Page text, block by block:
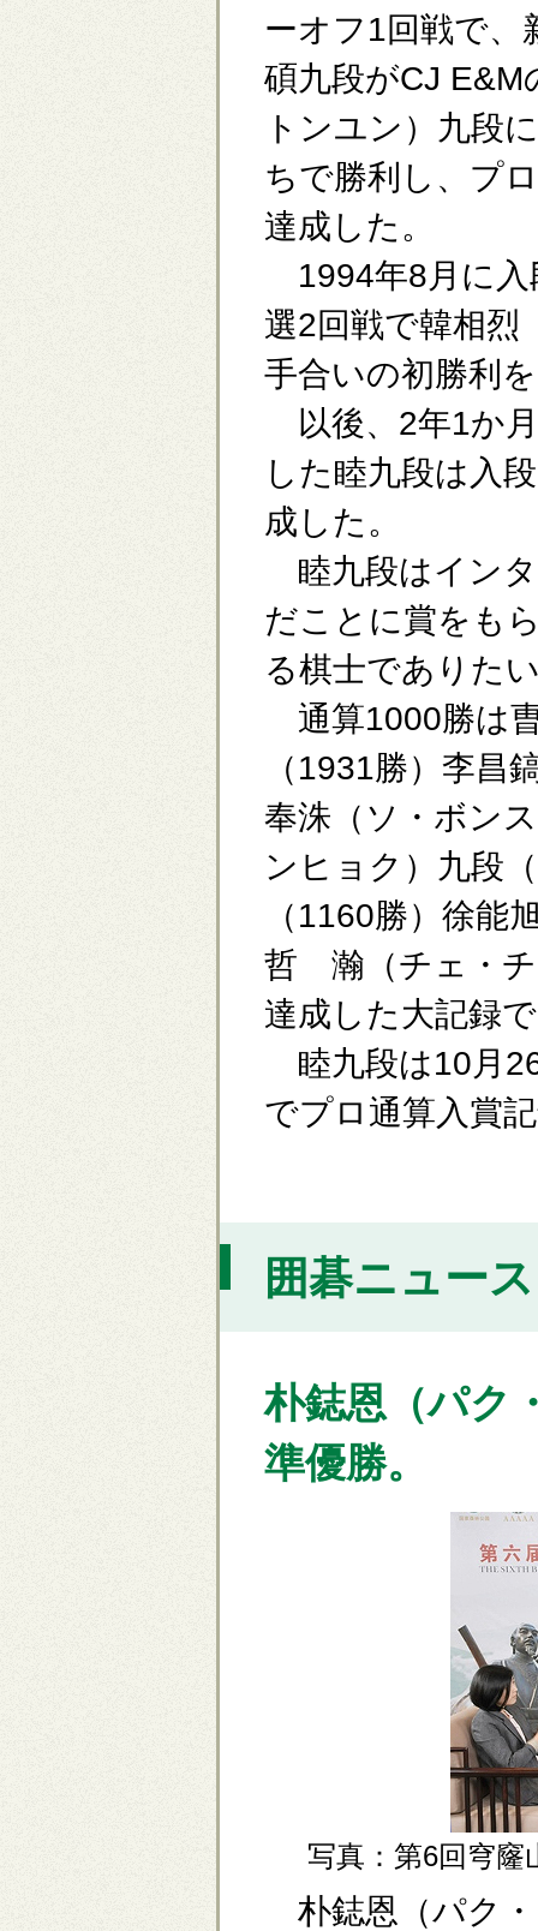
ーオフ1回戦で、
碩九段がCJ E&M
トンユン）九段
ちで勝利し、プ
達成した。
1994年8月に入
選2回戦で韓相烈
手合いの初勝利
以後、2年1か
した睦九段は入
成した。
睦九段はイン
だことに賞をも
る棋士でありた
通算1000勝は
（1931勝）李昌
奉洙（ソ・ボン
ンヒョク）九段
（1160勝）徐能
哲 瀚（チェ・チ
達成した大記録
睦九段は10月
でプロ通算入賞
囲碁ニュー
朴鋕恩（パク
準優勝。
写真：第6回穹窿
朴鋕恩（パク・